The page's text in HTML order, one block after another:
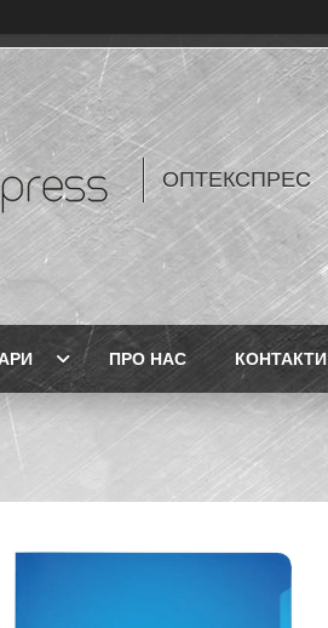
ОПТЕКСПРЕС
ПРО НАС КОНТАКТИ